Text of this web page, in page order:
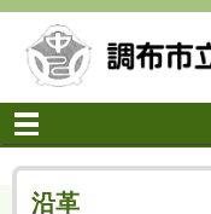
沿革